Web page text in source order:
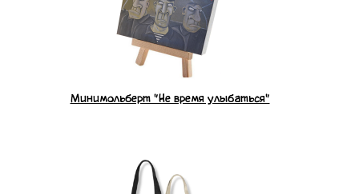
Минимольберт "Не время улыбаться"